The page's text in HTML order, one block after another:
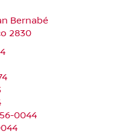
Bernabé
2830
0044